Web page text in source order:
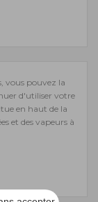
vous pouvez la
d'utiliser votre
en haut de la
et des vapeurs à